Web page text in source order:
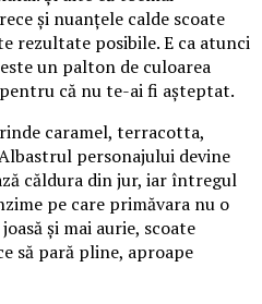
și nuanțele calde scoate
rezultate posibile. E ca atunci
un palton de culoarea
că nu te-ai fi așteptat.
caramel, terracotta,
personajului devine
căldura din jur, iar întregul
pe care primăvara nu o
și mai aurie, scoate
să pară pline, aproape